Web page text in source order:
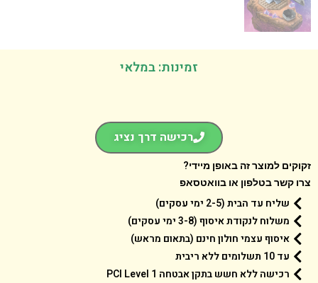
זמינות: במלאי
רכישה דרך נציג
למוצר זה באופן מיידי?
קשר בטלפון או בוואטסאפ
שליח עד הבית (2-5 ימי עסקים)
משלוח לנקודת איסוף (3-8 ימי עסקים)
איסוף עצמי חולון חינם (בתאום מראש)
עד 10 תשלומים ללא ריבית
רכישה ללא חשש בתקן אבטחה 1 PCI Level